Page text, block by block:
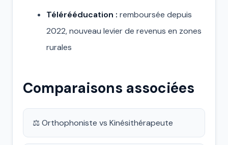
Télérééducation : remboursée depuis
2022, nouveau levier de revenus en zones
rurales
Comparaisons associées
⚖️ Orthophoniste vs Kinésithérapeute